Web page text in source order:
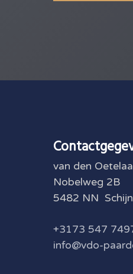
van den
Nobelweg 2B
5482 NN
+3173 547
info@vdo-